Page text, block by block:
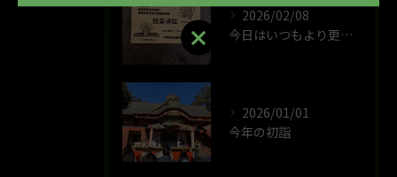
2026/02/08
今日はいつもより更に政治的なことが動きそうな選挙です
2026/01/01
今年の初詣
お気軽にお問い合わせください